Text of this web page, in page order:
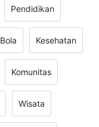
Pendidikan
Bola Kesehatan
Komunitas
Wisata